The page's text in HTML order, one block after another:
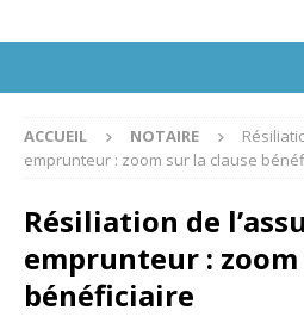
ACCUEIL NOTAIRE
emprunteur : zoom sur la clause
Résiliation de
emprunteur :
bénéficiaire